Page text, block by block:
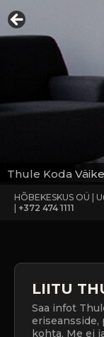
Thule Koda
HÕBEKESKUS OÜ |
| +372 474 1111
LIITU
Saa infot
eriseansside,
kohta. Me ei